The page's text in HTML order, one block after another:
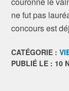
ne fut pas
concours est
CATÉGORIE :
PUBLIÉ LE : 10